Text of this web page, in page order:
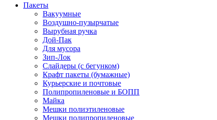
Пакеты
Вакуумные
Воздушно-пузырчатые
Вырубная ручка
Дой-Пак
Для мусора
Зип-Лок
Слайдеры (с бегунком)
Крафт пакеты (бумажные)
Курьерские и почтовые
Полипропиленовые и БОПП
Майка
Мешки полиэтиленовые
Мешки полипропиленовые